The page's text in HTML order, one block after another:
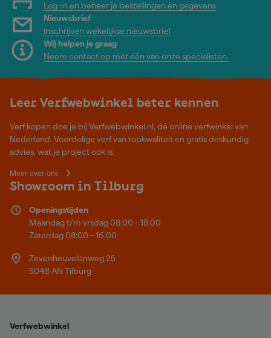
Log-in en beheer je bestellingen en gegevens
Nieuwsbrief
Inschrijven wekelijkse nieuwsbrief
Wij helpen je graag
Neem contact op met één van onze specialisten.
Leer Verfwebwinkel beter kennen
Verf kopen doe je bij Verfwebwinkel.nl, dé online verfwinkel van
Nederland. Voordelige verf van topkwaliteit en gratis deskundig
advies, wat je project ook is.
Meer over ons
Showroom in Tilburg
Openingstijden
Maandag t/m vrijdag 08:00 - 18:00
Zaterdag 08:00 - 16:00
Zevenheuvelenweg 25
5048 AN Tilburg
Verfwebwinkel